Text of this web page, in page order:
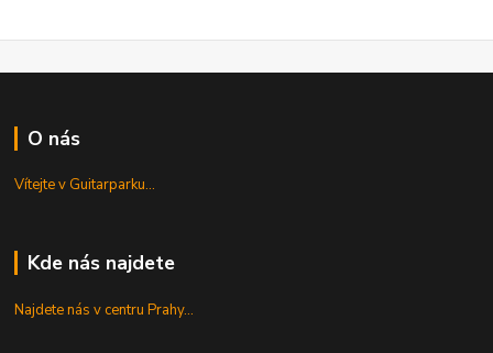
O nás
Vítejte v Guitarparku...
Kde nás najdete
Najdete nás v centru Prahy...